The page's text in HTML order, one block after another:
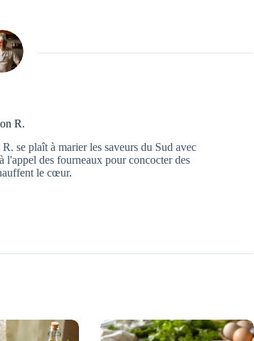
R.
se plaît à marier les saveurs du Sud avec
des fourneaux pour concocter des
le cœur.